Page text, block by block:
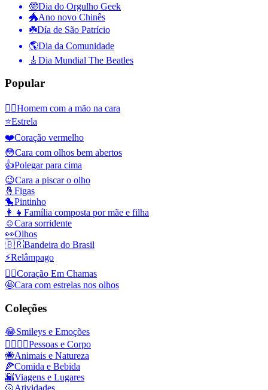
🤓Dia do Orgulho Geek
🐲Ano novo Chinês
☘️Día de São Patrício
🌎Dia da Comunidade
🎸 Dia Mundial The Beatles
Popular
🤦‍♂️Homem com a mão na cara
⭐Estrela
❤️Coração vermelho
😳Cara com olhos bem abertos
👍Polegar para cima
😉Cara a piscar o olho
🤞 Figas
🐤Pintinho
👩‍👧 Família composta por mãe e filha
☺️Cara sorridente
👀Olhos
🇧🇷Bandeira do Brasil
⚡Relâmpago
❤️‍🔥Coração Em Chamas
🤩Cara com estrelas nos olhos
Coleções
😂Smileys e Emoções
👩‍❤️‍💋‍👨Pessoas e Corpo
🐝Animais e Natureza
🍕Comida e Bebida
🌇Viagens e Lugares